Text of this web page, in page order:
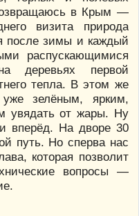
в Крым —
визита природа
после зимы и каждый
распускающимися
деревьях первой
тепла. В этом же
зелёным, ярким,
увядать от жары. Ну
вперёд. На дворе 30
путь. Но сперва нас
которая позволит
вопросы —